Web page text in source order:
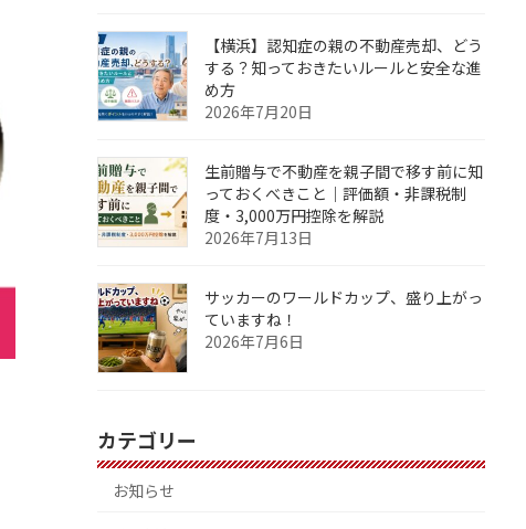
【横浜】認知症の親の不動産売却、どう
する？知っておきたいルールと安全な進
め方
2026年7月20日
生前贈与で不動産を親子間で移す前に知
っておくべきこと｜評価額・非課税制
度・3,000万円控除を解説
2026年7月13日
サッカーのワールドカップ、盛り上がっ
ていますね！
2026年7月6日
カテゴリー
お知らせ